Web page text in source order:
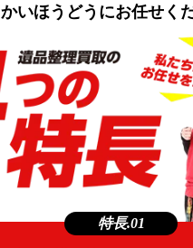
かいほうどうにお任せく
特長.01